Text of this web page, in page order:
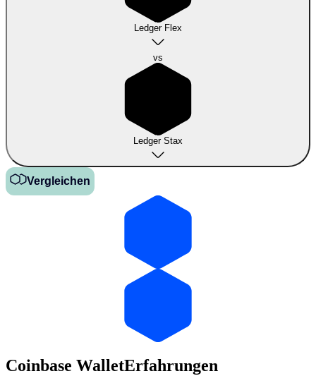
Ledger Flex
vs
Ledger Stax
Vergleichen
Coinbase WalletErfahrungen